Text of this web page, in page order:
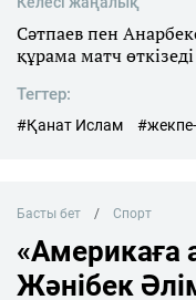
Сәтпаев пен
құрама матч өткізеді
Тегтер:
#Қанат Ислам
Басты бет Спорт
«Америкаға
Жәнібек